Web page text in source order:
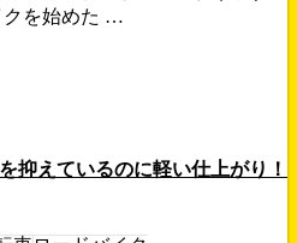
クを始めた …
えているのに軽い仕上がり！